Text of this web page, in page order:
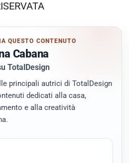
QUESTO CONTENUTO
Cabana
TotalDesign
principali autrici di TotalDesign
dedicati alla casa,
e alla creatività